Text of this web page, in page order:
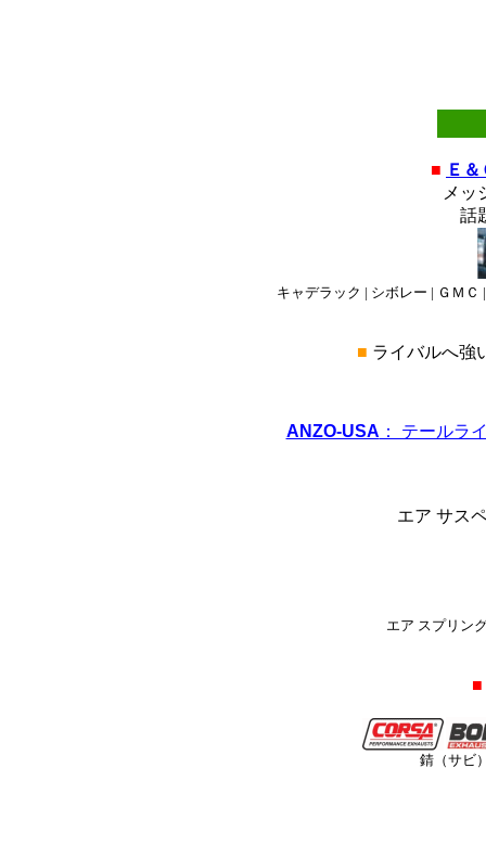
■ Ｅ
メッ
話
キャデラック | シボレー | ＧＭ
■ ライバルへ強
ANZO-USA ： テールラ
エア サス
エア スプリン
■
錆（サビ